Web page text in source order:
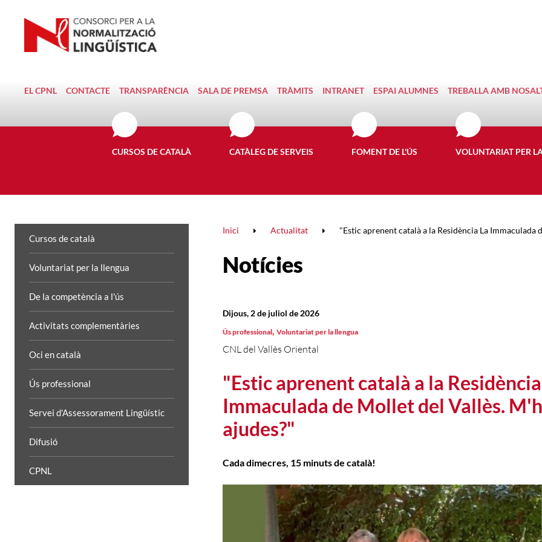
EL CPNL CONTACTE TRANSPARÈNCIA SALA DE PREMSA TRÀMITS INTRANET ESPAI ALUMNES TREBALLA AMB
CURSOS DE CATALÀ CATÀLEG DE SERVEIS FOMENT DE L'ÚS VOLUNTARIAT PER
Cursos de català
Voluntariat per la llengua
De la competència a l'ús
Activitats complementàries
Oci en català
Ús professional
Servei d'Assessorament Lingüístic
Difusió
CPNL
Inici Actualitat "Estic aprenent català a la Residència La Immaculada
Notícies
"Estic aprenent català a la
Immaculada de Mollet del Vallès.
ajudes?"
CNL del Vallès Oriental
Dijous, 2 de juliol de 2026
Ús professional, Voluntariat per la llengua
Cada dimecres, 15 minuts de català!